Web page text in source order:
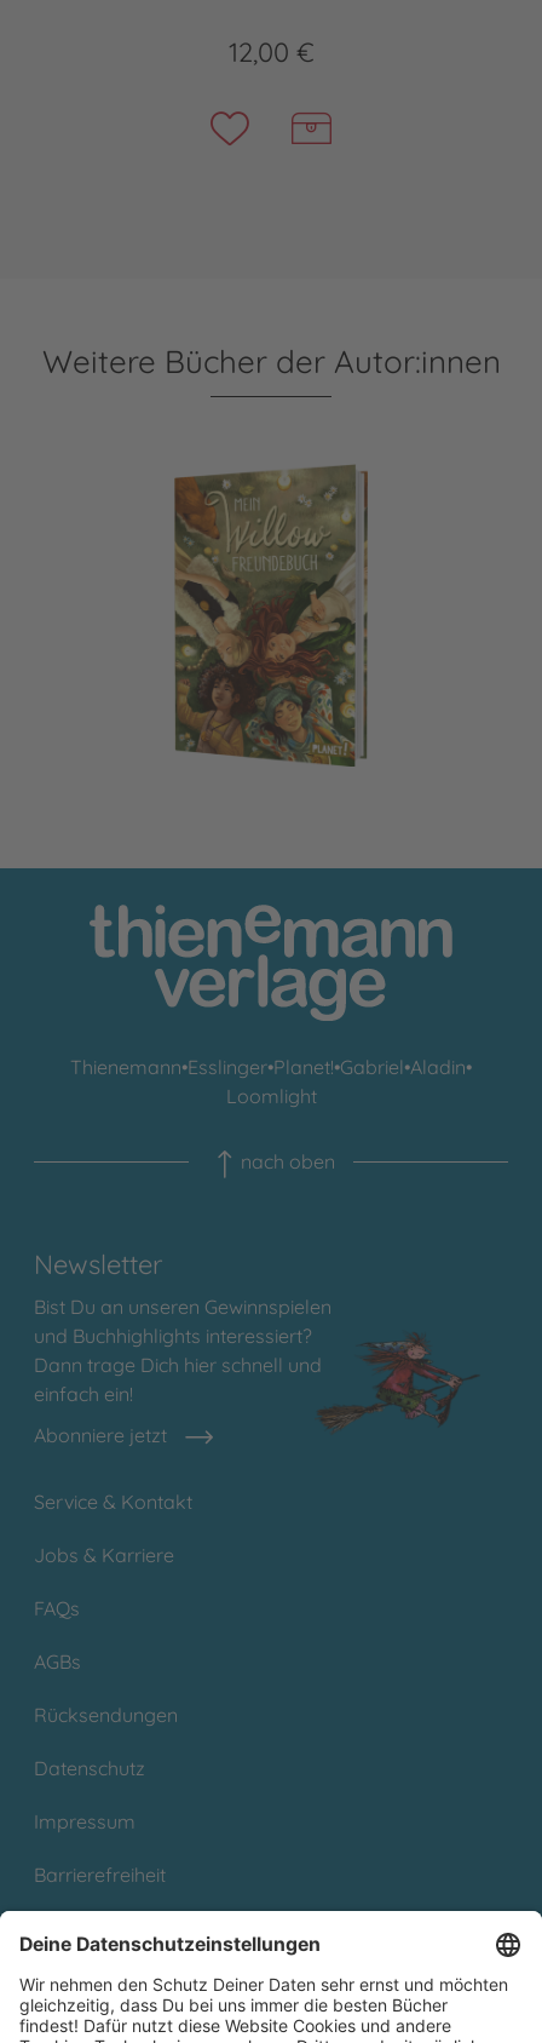
12,00 €
Weitere Bücher der Autor:innen
Ein Mädchen namens Willow: Mein Willow-Freundebuch
Thienemann•Esslinger•Planet!•Gabriel•Aladin•
Loomlight
nach oben
Newsletter
Bist Du an unseren Gewinnspielen
und Buchhighlights interessiert?
Dann trage Dich hier schnell und
einfach ein!
Abonniere jetzt
Service & Kontakt
Jobs & Karriere
FAQs
AGBs
Rücksendungen
Datenschutz
Impressum
Barrierefreiheit
Partnerprogramm (Affiliate)